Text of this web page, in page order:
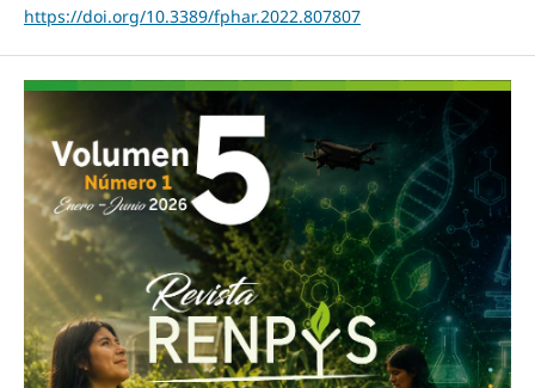
https://doi.org/10.3389/fphar.2022.807807